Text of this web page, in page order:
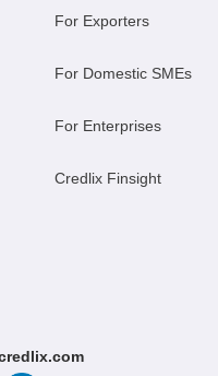
For Exporters
For Domestic SMEs
For Enterprises
Credlix Finsight